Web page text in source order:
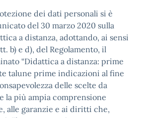
dei dati personali si è
del 30 marzo 2020 sulla
a distanza, adottando, ai sensi
b) e d), del Regolamento, il
“Didattica a distanza: prime
talune prime indicazioni al fine
delle scelte da
la più ampia comprensione
alle garanzie e ai diritti che,